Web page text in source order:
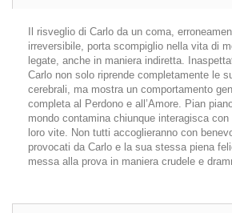
Il risveglio di Carlo da un coma,
irreversibile, porta scompiglio nella vita di
legate, anche in maniera indiretta.
Carlo non solo riprende completamente le
cerebrali, ma mostra un comportamento
completa al Perdono e all’Amore. Pian
mondo contamina chiunque interagisca
loro vite. Non tutti accoglieranno con
provocati da Carlo e la sua stessa piena
messa alla prova in maniera crudele e